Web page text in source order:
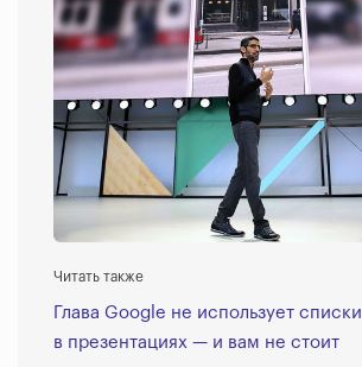
Читать также
Глава Google не использует списки
в презентациях — и вам не стоит